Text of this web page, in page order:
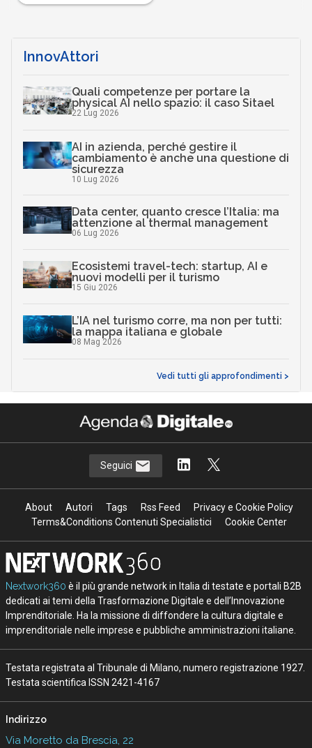
InnovAttori
Quali competenze per portare la
physical AI nello spazio: il caso Sitael
22 Lug 2026
AI in azienda, perché gestire il
cambiamento è anche una questione di
sicurezza
10 Lug 2026
Data center, quanto cresce l’Italia: ma
attenzione al thermal management
06 Lug 2026
Ecosistemi travel-tech: startup, AI e
nuovi modelli per il turismo
15 Giu 2026
L’IA nel turismo corre, ma non per tutti:
la mappa italiana e globale
08 Mag 2026
Vedi tutti gli approfondimenti >
Seguici
About Autori Tags Rss Feed
Privacy e Cookie Policy
Terms&Conditions Contenuti Specialistici
Cookie Center
Nextwork360 è il più grande network in Italia di testate e portali B2B
dedicati ai temi della Trasformazione Digitale e dell’Innovazione
Imprenditoriale. Ha la missione di diffondere la cultura digitale e
imprenditoriale nelle imprese e pubbliche amministrazioni italiane.
Testata registrata al Tribunale di Milano, numero registrazione 1927.
Testata scientifica ISSN 2421-4167
Indirizzo
Via Moretto da Brescia, 22